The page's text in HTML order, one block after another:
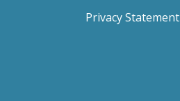
Privacy Statement